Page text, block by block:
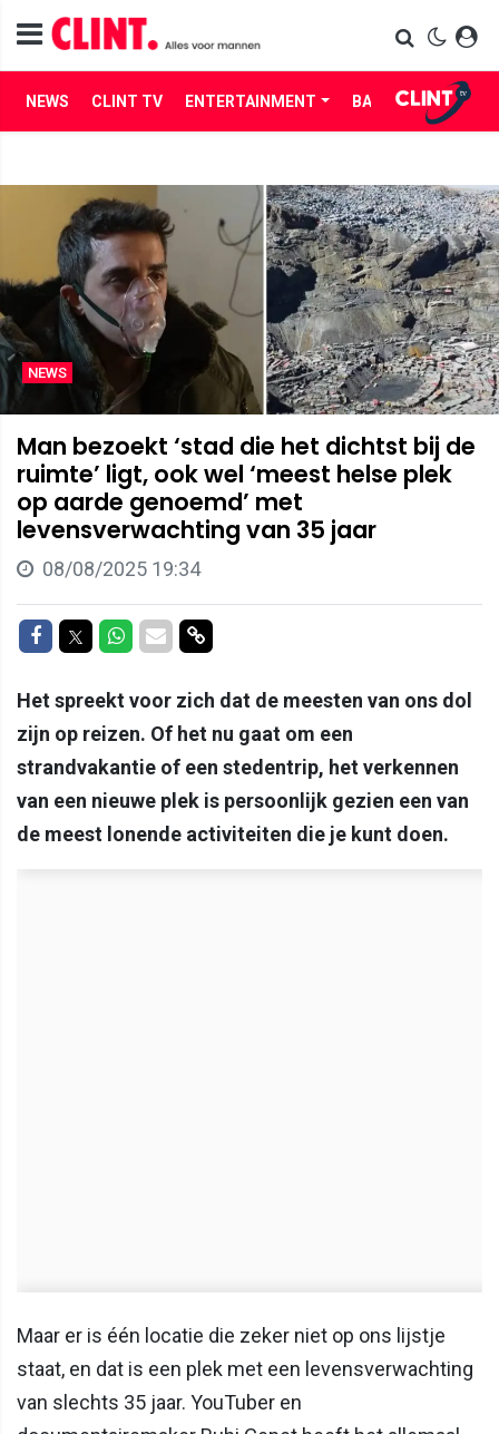
NEWS CLINT TV ENTERTAINMENT BABES LIFE
NEWS
Man bezoekt ‘stad die het dichtst bij de
ruimte’ ligt, ook wel ‘meest helse plek
op aarde genoemd’ met
levensverwachting van 35 jaar
08/08/2025 19:34
Delen op Facebook
Delen op Twitter
Delen op Whatsapp
Delen via Mail
Delen via link
Het spreekt voor zich dat de meesten van ons dol
zijn op reizen. Of het nu gaat om een
strandvakantie of een stedentrip, het verkennen
van een nieuwe plek is persoonlijk gezien een van
de meest lonende activiteiten die je kunt doen.
Maar er is één locatie die zeker niet op ons lijstje
staat, en dat is een plek met een levensverwachting
van slechts 35 jaar. YouTuber en